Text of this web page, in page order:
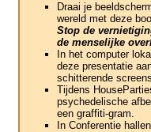
Draai je
wereld met deze
Stop de
de menselijke
In het computer
deze presentatie
schitterende
Tijdens
psychedelische
een graffiti-gram.
In Conferentie